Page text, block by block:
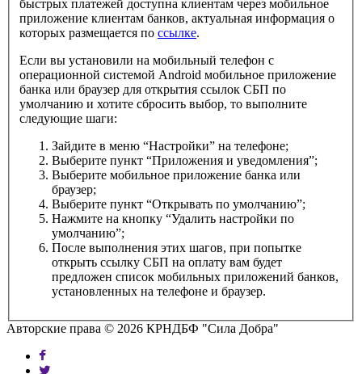
быстрых платежей доступна клиентам через мобильное
приложение клиентам банков, актуальная информация о
которых размещается по ссылке.
Если вы установили на мобильный телефон с
операционной системой Android мобильное приложение
банка или браузер для открытия ссылок СБП по
умолчанию и хотите сбросить выбор, то выполните
следующие шаги:
Зайдите в меню “Настройки” на телефоне;
Выберите пункт “Приложения и уведомления”;
Выберите мобильное приложение банка или
браузер;
Выберите пункт “Открывать по умолчанию”;
Нажмите на кнопку “Удалить настройки по
умолчанию”;
После выполнения этих шагов, при попытке
открыть ссылку СБП на оплату вам будет
предложен список мобильных приложений банков,
установленных на телефоне и браузер.
Авторские права © 2026 КРНДБФ "Сила Добра"